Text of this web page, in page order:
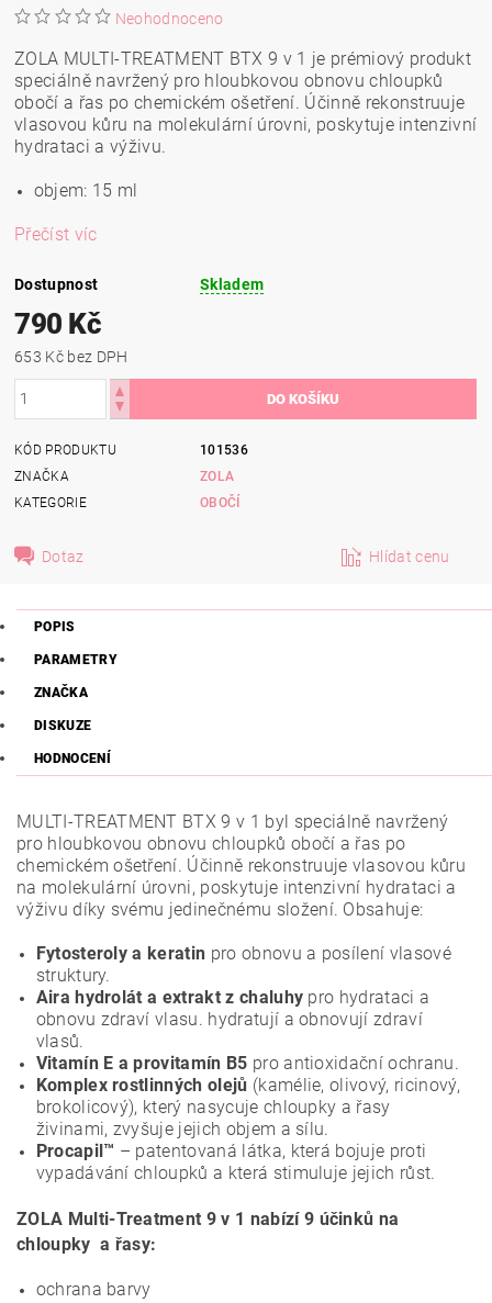
Neohodnoceno
ZOLA MULTI-TREATMENT BTX 9 v 1 je prémiový produkt
speciálně navržený pro hloubkovou obnovu chloupků
obočí a řas po chemickém ošetření. Účinně rekonstruuje
vlasovou kůru na molekulární úrovni, poskytuje intenzivní
hydrataci a výživu.
objem: 15 ml
Přečíst víc
Dostupnost Skladem
790 Kč
653 Kč bez DPH
KÓD PRODUKTU
101536
ZNAČKA
ZOLA
KATEGORIE
OBOČÍ
Dotaz Hlídat cenu
POPIS
PARAMETRY
ZNAČKA
DISKUZE
HODNOCENÍ
MULTI-TREATMENT BTX 9 v 1 byl speciálně navržený
pro hloubkovou obnovu chloupků obočí a řas po
chemickém ošetření. Účinně rekonstruuje vlasovou kůru
na molekulární úrovni, poskytuje intenzivní hydrataci a
výživu díky svému jedinečnému složení. Obsahuje:
Fytosteroly a keratin pro obnovu a posílení vlasové
struktury.
Aira hydrolát a extrakt z chaluhy pro hydrataci a
obnovu zdraví vlasu. hydratují a obnovují zdraví
vlasů.
Vitamín E a provitamín B5 pro antioxidační ochranu.
Komplex rostlinných olejů (kamélie, olivový, ricinový,
brokolicový), který nasycuje chloupky a řasy
živinami, zvyšuje jejich objem a sílu.
Procapil™ – patentovaná látka, která bojuje proti
vypadávání chloupků a která stimuluje jejich růst.
ZOLA Multi-Treatment 9 v 1 nabízí 9 účinků na
chloupky a řasy:
ochrana barvy